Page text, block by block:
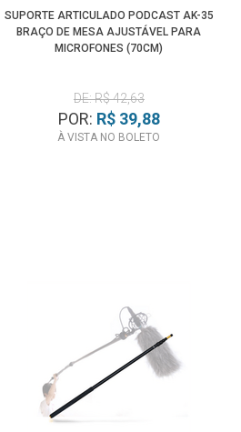
SUPORTE ARTICULADO PODCAST AK-35
BRAÇO DE MESA AJUSTÁVEL PARA
MICROFONES (70CM)
DE: R$ 42,63
POR: R$ 39,88
À VISTA NO BOLETO